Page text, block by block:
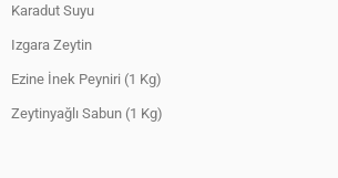
Karadut Suyu
Izgara Zeytin
Ezine İnek Peyniri (1 Kg)
Zeytinyağlı Sabun (1 Kg)